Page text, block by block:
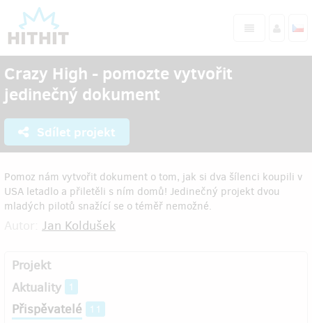
Crazy High - pomozte vytvořit
jedinečný dokument
Sdílet projekt
Pomoz nám vytvořit dokument o tom, jak si dva šílenci koupili v
USA letadlo a přiletěli s ním domů! Jedinečný projekt dvou
mladých pilotů snažící se o téměř nemožné.
Jan Koldušek
Projekt
Aktuality
1
Přispěvatelé 11